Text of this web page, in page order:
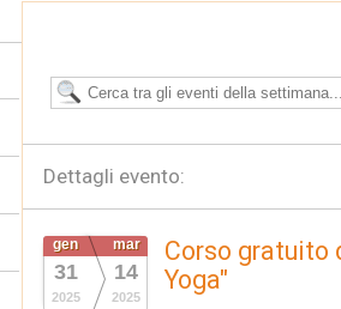
Dettagli evento:
gen
31
2025
mar
14
2025
Corso gratuito
Yoga"